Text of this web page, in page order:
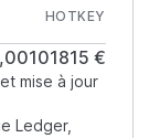
HOTKEY
€
mise à jour
Ledger,